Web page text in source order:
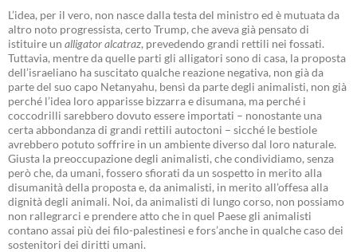
L’idea, per il vero, non nasce dalla testa del ministro ed è mutuata da
altro noto progressista, certo Trump, che aveva già pensato di
istituire un alligator alcatraz, prevedendo grandi rettili nei fossati.
Tuttavia, mentre da quelle parti gli alligatori sono di casa, la proposta
dell’israeliano ha suscitato qualche reazione negativa, non già da
parte del suo capo Netanyahu, bensì da parte degli animalisti, non già
perché l’idea loro apparisse bizzarra e disumana, ma perché i
coccodrilli sarebbero dovuto essere importati – nonostante una
certa abbondanza di grandi rettili autoctoni – sicché le bestiole
avrebbero potuto soffrire in un ambiente diverso dal loro naturale.
Giusta la preoccupazione degli animalisti, che condividiamo, senza
però che, da umani, fossero sfiorati da un sospetto in merito alla
disumanità della proposta e, da animalisti, in merito all’offesa alla
dignità degli animali. Noi, da animalisti di lungo corso, non possiamo
non rallegrarci e prendere atto che in quel Paese gli animalisti
contano assai più dei filo-palestinesi e fors’anche in qualche caso dei
sostenitori dei diritti umani.